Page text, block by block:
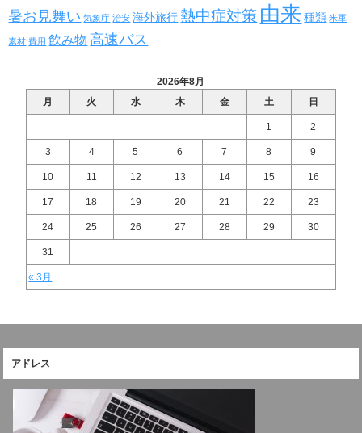
暑お見舞い 気象庁 治安 海外旅行 熱中症対策 由来 種類 米軍
素材 費用 飲み物 高速バス
2026年8月
月
火 水 木 金 土 日
« 3月
1 2
3 4 5 6 7 8 9
10 11 12 13 14 15 16
17 18 19 20 21 22 23
24 25 26 27 28 29 30
31
アドレス